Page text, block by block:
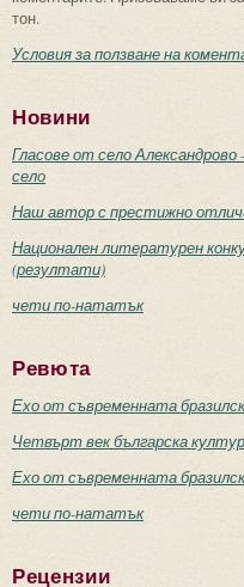
тон.
Условия за ползване на
Новини
Гласове от село
село
Наш автор с престижно
Национален литературен
(резултати)
чети по-нататък
Ревюта
Ехо от съвременната
Четвърт век българска
Ехо от съвременната
чети по-нататък
Рецензии